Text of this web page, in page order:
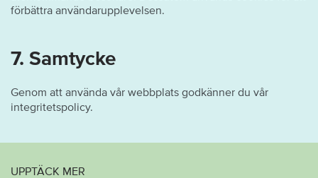
förbättra användarupplevelsen.
7. Samtycke
Genom att använda vår webbplats godkänner du vår
integritetspolicy.
UPPTÄCK MER